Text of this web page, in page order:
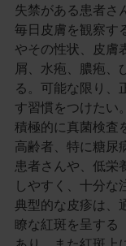
失禁がある患者さ
毎日皮膚を観察す
やその性状、皮膚
屑、水疱、膿疱、
る。可能な限り、
す習慣をつけたい
積極的に真菌検査
高齢者、特に糖尿
患者さんや、低栄
しやすく、十分な
典型的な皮疹は、
瞭な紅斑を呈する